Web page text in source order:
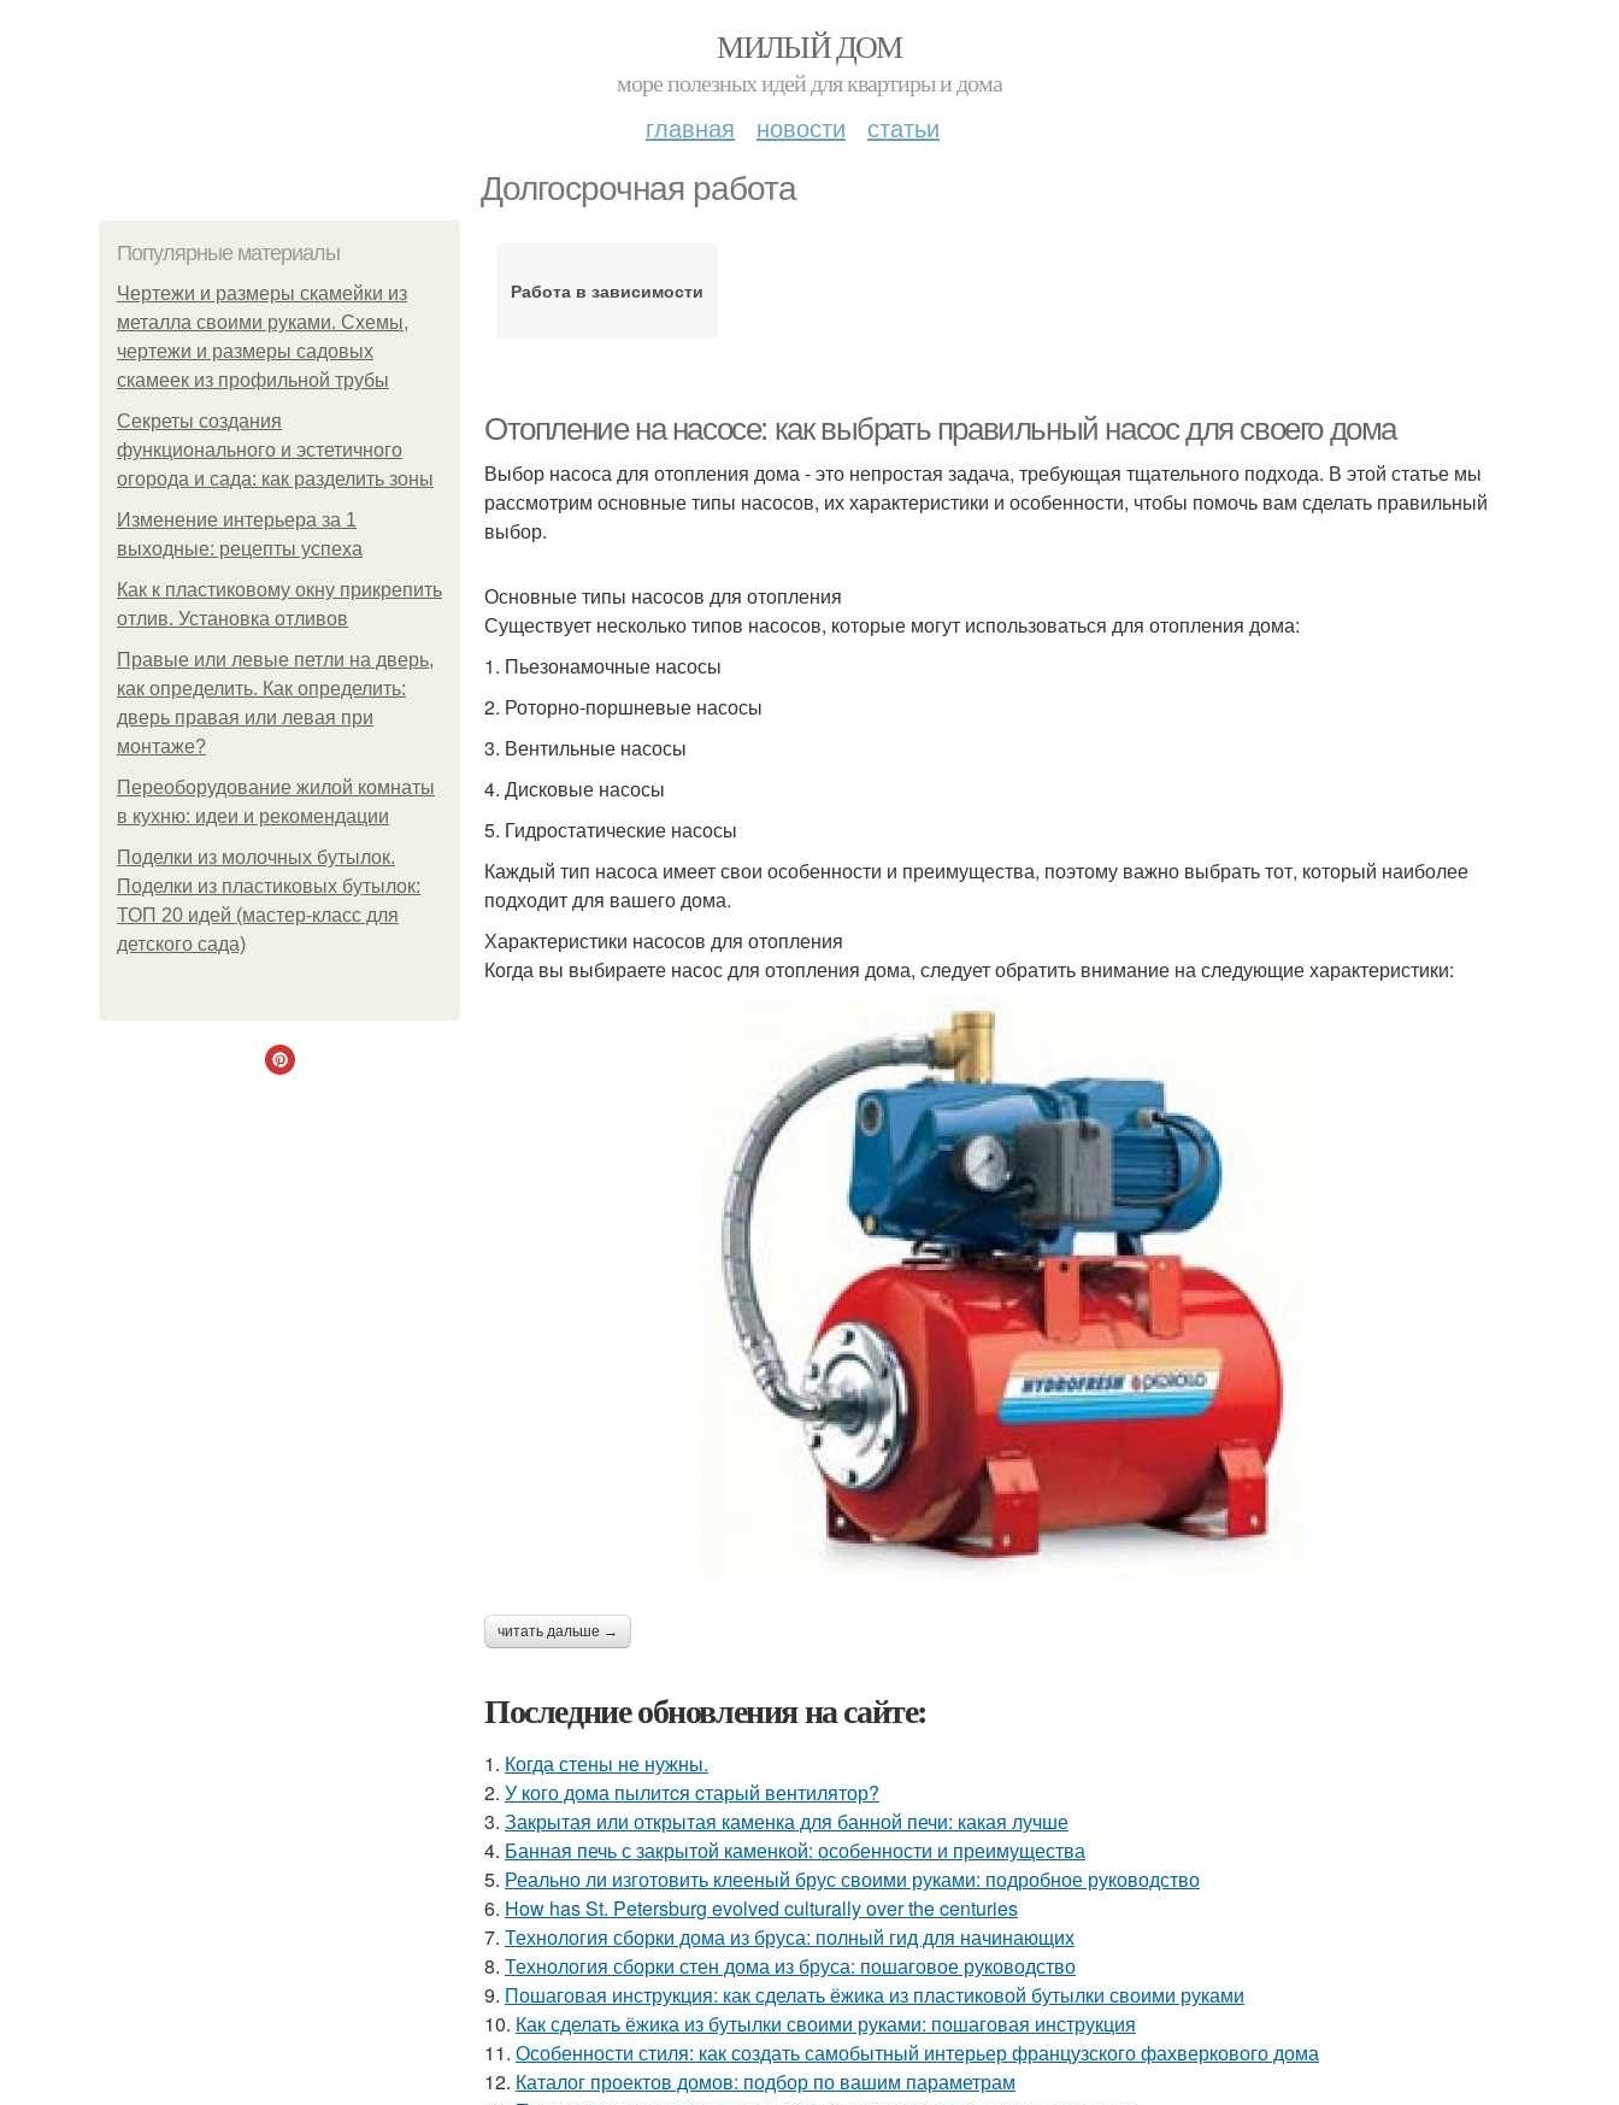
МИЛЫЙ ДОМ
море полезных идей для квартиры и дома
главная новости статьи
Долгосрочная работа
Популярные материалы
Чертежи и размеры скамейки из
металла своими руками. Схемы,
чертежи и размеры садовых
скамеек из профильной трубы
Секреты создания
функционального и эстетичного
огорода и сада: как разделить зоны
Изменение интерьера за 1
выходные: рецепты успеха
Как к пластиковому окну прикрепить
отлив. Установка отливов
Правые или левые петли на дверь,
как определить. Как определить:
дверь правая или левая при
монтаже?
Переоборудование жилой комнаты
в кухню: идеи и рекомендации
Поделки из молочных бутылок.
Поделки из пластиковых бутылок:
ТОП 20 идей (мастер-класс для
детского сада)
Работа в зависимости
Отопление на насосе: как выбрать правильный насос для своего дома
Выбор насоса для отопления дома - это непростая задача, требующая тщательного подхода. В этой статье мы
рассмотрим основные типы насосов, их характеристики и особенности, чтобы помочь вам сделать правильный
выбор.
Основные типы насосов для отопления
Существует несколько типов насосов, которые могут использоваться для отопления дома:
1. Пьезонамочные насосы
2. Роторно-поршневые насосы
3. Вентильные насосы
4. Дисковые насосы
5. Гидростатические насосы
Каждый тип насоса имеет свои особенности и преимущества, поэтому важно выбрать тот, который наиболее
подходит для вашего дома.
Характеристики насосов для отопления
Когда вы выбираете насос для отопления дома, следует обратить внимание на следующие характеристики:
читать дальше →
Последние обновления на сайте:
1. Когда стены не нужны.
2. У кого дома пылитcя cтарый вентилятор?
3. Закрытая или открытая каменка для банной печи: какая лучше
4. Банная печь с закрытой каменкой: особенности и преимущества
5. Реально ли изготовить клееный брус своими руками: подробное руководство
6. How has St. Petersburg evolved culturally over the centuries
7. Технология сборки дома из бруса: полный гид для начинающих
8. Технология сборки стен дома из бруса: пошаговое руководство
9. Пошаговая инструкция: как сделать ёжика из пластиковой бутылки своими руками
10. Как сделать ёжика из бутылки своими руками: пошаговая инструкция
11. Особенности стиля: как создать самобытный интерьер французского фахверкового дома
12. Каталог проектов домов: подбор по вашим параметрам